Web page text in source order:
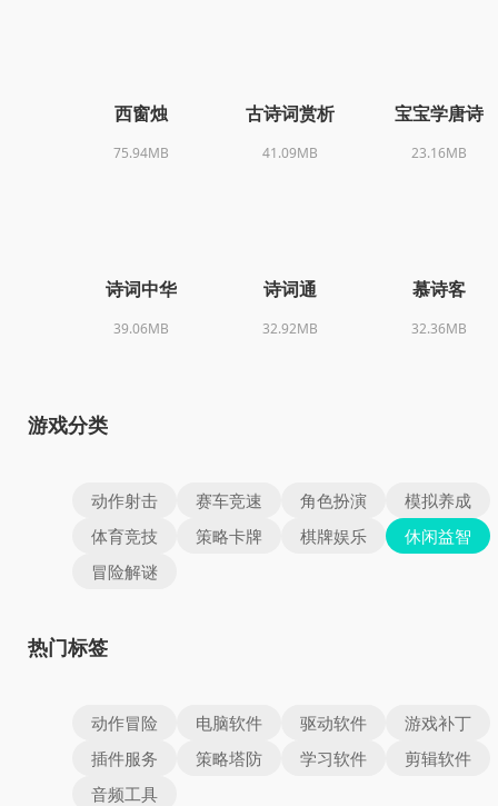
西窗烛
75.94MB
古诗词赏析
41.09MB
宝宝学唐诗
23.16MB
诗词中华
39.06MB
诗词通
32.92MB
慕诗客
32.36MB
游戏分类
动作射击 赛车竞速 角色扮演
模拟养成
体育竞技
策略卡牌 棋牌娱乐
休闲益智
冒险解谜
热门标签
动作冒险 电脑软件 驱动软件
游戏补丁
插件服务
策略塔防 学习软件
剪辑软件
音频工具